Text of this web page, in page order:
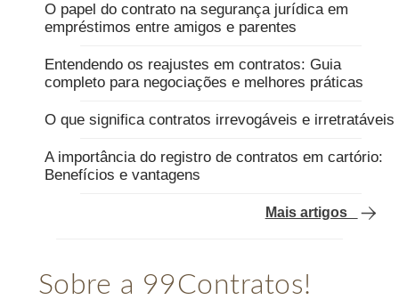
O papel do contrato na segurança jurídica em
empréstimos entre amigos e parentes
Entendendo os reajustes em contratos: Guia
completo para negociações e melhores práticas
O que significa contratos irrevogáveis e irretratáveis
A importância do registro de contratos em cartório:
Benefícios e vantagens
Mais artigos
Sobre a 99Contratos!